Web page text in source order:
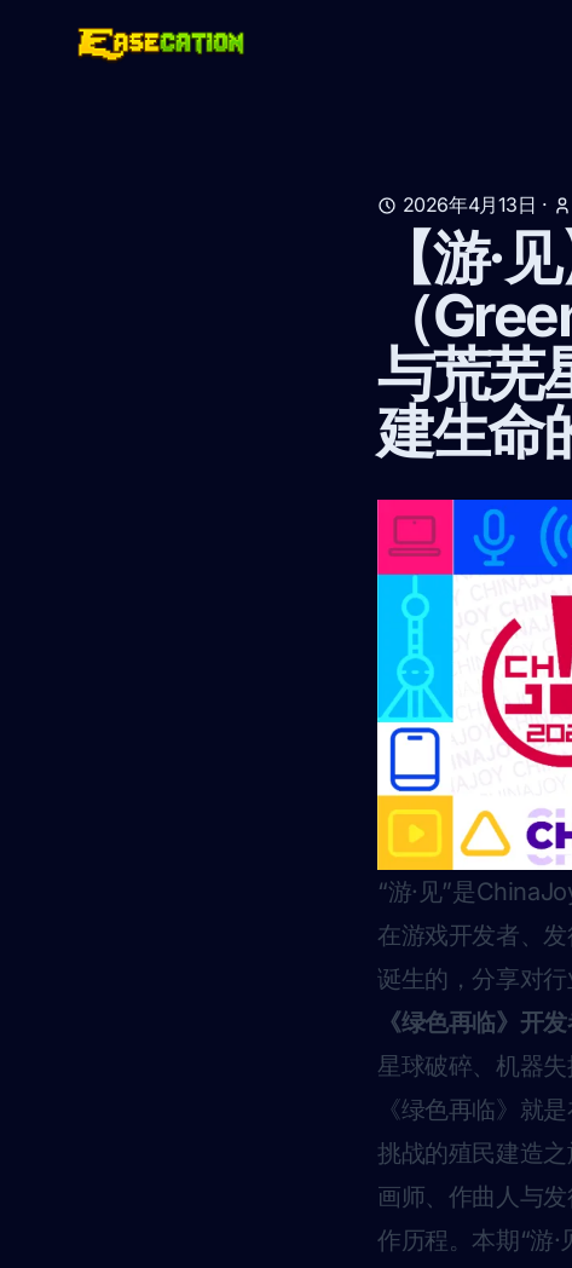
2026年4月13日 ·
【游·
（
与荒芜
建生命
“游·见”是
在游戏开发者、
诞生的，分享对
《绿色再临》开
星球破碎、机器
《绿色再临》就
挑战的殖民建造
画师、作曲人与
作历程。本期“游